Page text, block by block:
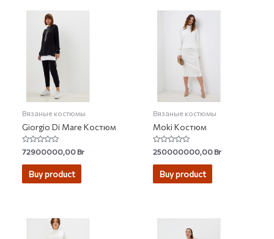
Вязаные костюмы
Giorgio Di Mare Костюм
Rated
0
out
72900000,00Br
Buy product
Вязаные костюмы
Moki Костюм
Rated
0
out
250000000,00Br
Buy product